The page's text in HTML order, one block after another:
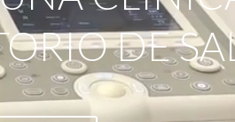
DE